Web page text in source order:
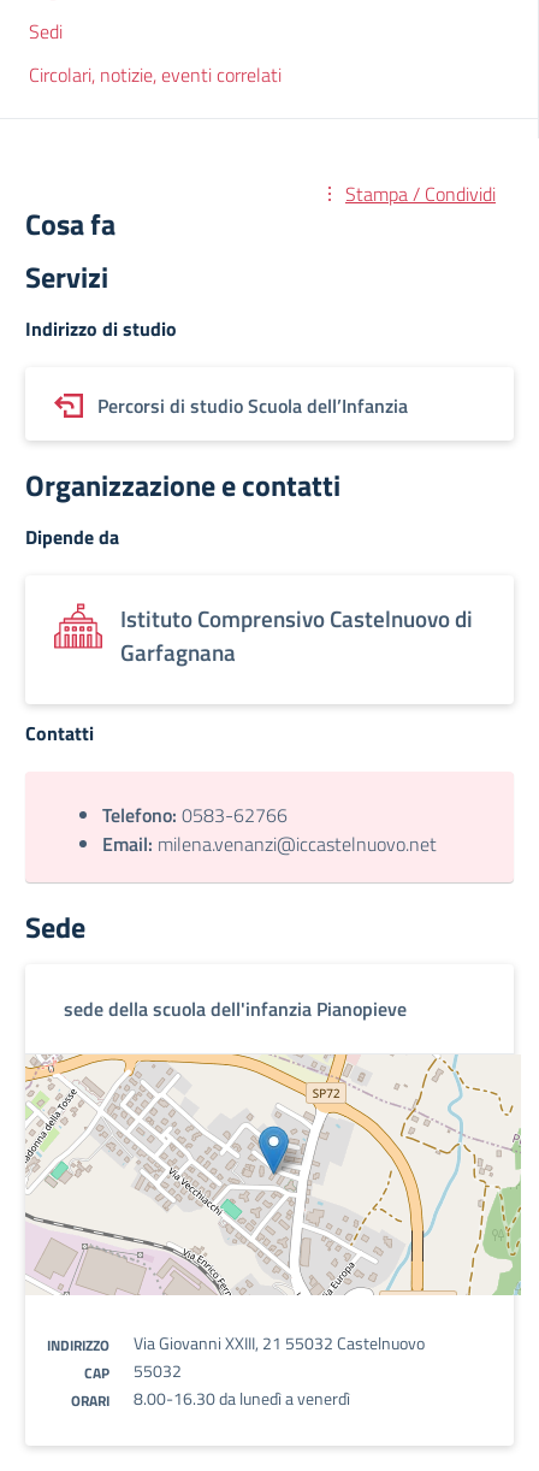
Sedi
Circolari, notizie, eventi correlati
Stampa / Condividi
Cosa fa
Servizi
Indirizzo di studio
Percorsi di studio Scuola dell’Infanzia
Organizzazione e contatti
Dipende da
Istituto Comprensivo Castelnuovo di
Garfagnana
Contatti
Telefono: 0583-62766
Email: milena.venanzi@iccastelnuovo.net
Sede
sede della scuola dell'infanzia Pianopieve
INDIRIZZO Via Giovanni XXIII, 21 55032 Castelnuovo
CAP 55032
ORARI 8.00-16.30 da lunedì a venerdì